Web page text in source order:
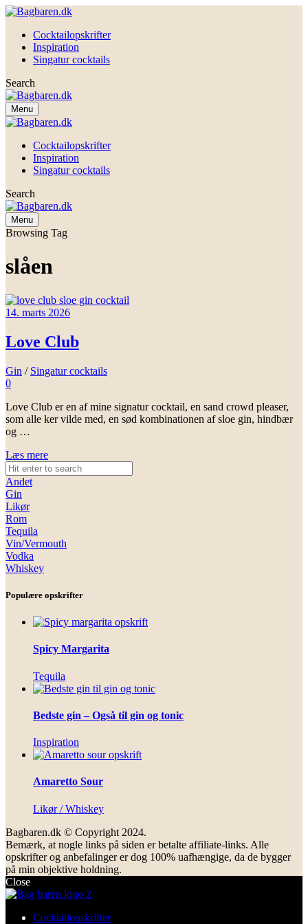
Cocktailopskrifter
Inspiration
Singatur cocktails
Search
Menu
Cocktailopskrifter
Inspiration
Singatur cocktails
Search
Menu
Browsing Tag
slåen
14. marts 2026
Love Club
Gin / Singatur cocktails
0
Love Club er en af mine signatur cocktail, en sand crowd pleaser,
som alle ker vilde med, en sød kombinationen af sloe gin, hindbær
og …
Læs mere
Andet
Gin
Likør
Rom
Tequila
Vin/Vermouth
Vodka
Whiskey
Populære opskrifter
Spicy Margarita
Tequila
Bedste gin – Også til gin og tonic
Inspiration
Amaretto Sour
Likør / Whiskey
Bagbaren.dk © Copyright 2024.
Bemærk, at nogle links på siden er betalte affiliate-links. Alle
opskrifter og anbefalinger er dog 100% uafhængige, da de bygger
på min objektive holdning.
Close
Cocktailopskrifter